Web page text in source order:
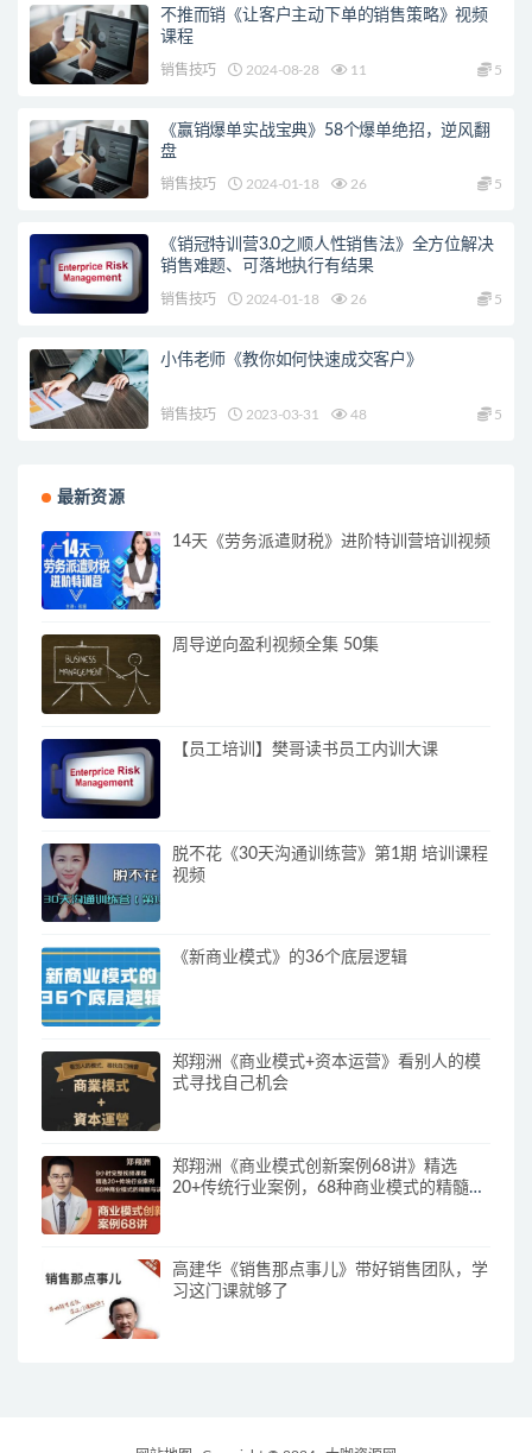
不推而销《让客户主动下单的销售策略》视频
课程
销售技巧 2024-08-28 11 5
《赢销爆单实战宝典》58个爆单绝招，逆风翻
盘
销售技巧 2024-01-18 26 5
《销冠特训营3.0之顺人性销售法》全方位解决
销售难题、可落地执行有结果
销售技巧 2024-01-18 26 5
小伟老师《教你如何快速成交客户》
销售技巧 2023-03-31 48 5
最新资源
14天《劳务派遣财税》进阶特训营培训视频
周导逆向盈利视频全集 50集
【员工培训】樊哥读书员工内训大课
脱不花《30天沟通训练营》第1期 培训课程
视频
《新商业模式》的36个底层逻辑
郑翔洲《商业模式+资本运营》看别人的模
式寻找自己机会
郑翔洲《商业模式创新案例68讲》精选
20+传统行业案例，68种商业模式的精髓与
高建华《销售那点事儿》带好销售团队，学
习这门课就够了